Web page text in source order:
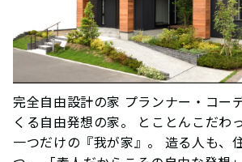
完全自由設計の家 プランナー・コー
くる自由発想の家。 とことんこだわ
一つだけの『我が家』。 造る人も、